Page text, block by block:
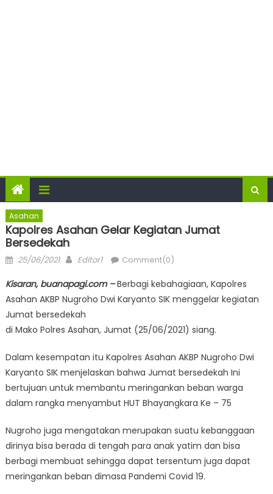
Asahan
Kapolres Asahan Gelar Kegiatan Jumat
Bersedekah
Posted
25/06/2021 Author
Editor1 Comment(0)
Kisaran, buanapagi.com –Berbagi kebahagiaan, Kapolres
Asahan AKBP Nugroho Dwi Karyanto SIK menggelar kegiatan
Jumat bersedekah
di Mako Polres Asahan, Jumat (25/06/2021) siang.
Dalam kesempatan itu Kapolres Asahan AKBP Nugroho Dwi
Karyanto SIK menjelaskan bahwa Jumat bersedekah Ini
bertujuan untuk membantu meringankan beban warga
dalam rangka menyambut HUT Bhayangkara Ke – 75
Nugroho juga mengatakan merupakan suatu kebanggaan
dirinya bisa berada di tengah para anak yatim dan bisa
berbagi membuat sehingga dapat tersentum juga dapat
meringankan beban dimasa Pandemi Covid 19.